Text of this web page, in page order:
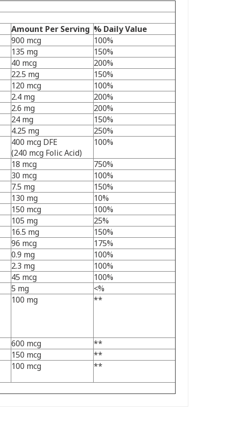
Amount Per Serving % Daily Value
900 mcg
100%
135 mg
150%
40 mcg
200%
22.5 mg
150%
120 mcg
100%
2.4 mg
200%
2.6 mg
200%
24 mg
150%
4.25 mg
250%
400 mcg DFE
(240 mcg Folic Acid)
100%
18 mcg
750%
30 mcg
100%
7.5 mg
150%
130 mg
10%
150 mcg
100%
105 mg
25%
16.5 mg
150%
96 mcg
175%
0.9 mg
100%
2.3 mg
100%
45 mcg
100%
5 mg
<%
100 mg **
600 mcg
**
150 mcg
**
100 mcg **